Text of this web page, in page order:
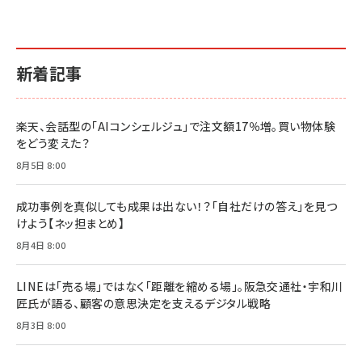
新着記事
楽天、会話型の「AIコンシェルジュ」で注文額17％増。買い物体験
をどう変えた？
8月5日 8:00
成功事例を真似しても成果は出ない！？「自社だけの答え」を見つ
けよう【ネッ担まとめ】
8月4日 8:00
LINEは「売る場」ではなく「距離を縮める場」。阪急交通社・宇和川
匠氏が語る、顧客の意思決定を支えるデジタル戦略
8月3日 8:00